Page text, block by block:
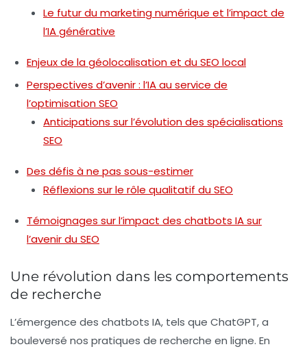
Le futur du marketing numérique et l’impact de
l’IA générative
Enjeux de la géolocalisation et du SEO local
Perspectives d’avenir : l’IA au service de
l’optimisation SEO
Anticipations sur l’évolution des spécialisations
SEO
Des défis à ne pas sous-estimer
Réflexions sur le rôle qualitatif du SEO
Témoignages sur l’impact des chatbots IA sur
l’avenir du SEO
Une révolution dans les comportements
de recherche
L’émergence des chatbots IA, tels que ChatGPT, a
bouleversé nos pratiques de recherche en ligne. En